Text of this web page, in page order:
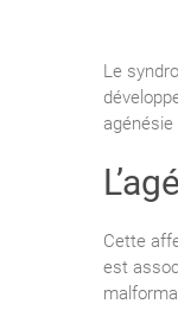
Le
Cette
est